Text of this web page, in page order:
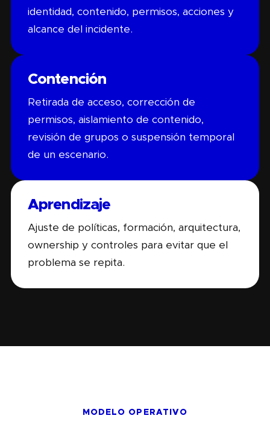
identidad, contenido, permisos, acciones y
alcance del incidente.
Contención
Retirada de acceso, corrección de
permisos, aislamiento de contenido,
revisión de grupos o suspensión temporal
de un escenario.
Aprendizaje
Ajuste de políticas, formación, arquitectura,
ownership y controles para evitar que el
problema se repita.
MODELO OPERATIVO